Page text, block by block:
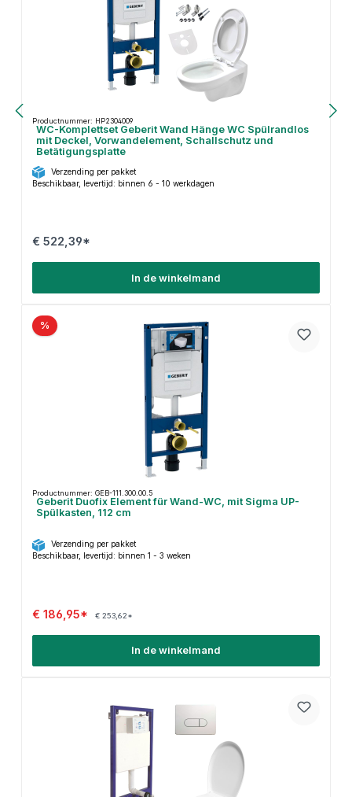
Productnummer: HP2304009
WC-Komplettset Geberit Wand Hänge WC Spülrandlos
mit Deckel, Vorwandelement, Schallschutz und
Betätigungsplatte
Verzending per pakket
Beschikbaar, levertijd: binnen 6 - 10 werkdagen
€ 522,39*
In de winkelmand
%
Productnummer: GEB-111.300.00.5
Geberit Duofix Element für Wand-WC, mit Sigma UP-
Spülkasten, 112 cm
Verzending per pakket
Beschikbaar, levertijd: binnen 1 - 3 weken
€ 186,95* € 253,62*
In de winkelmand